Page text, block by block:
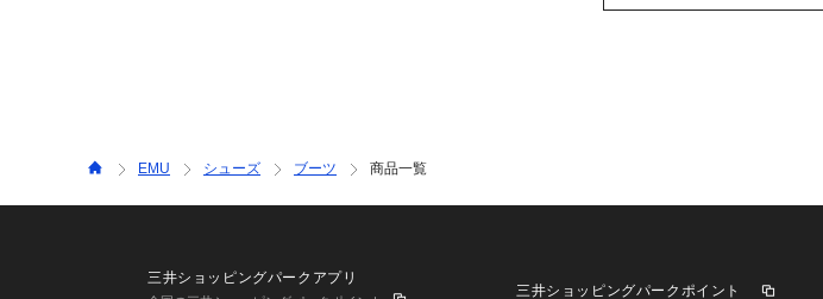
EMU シューズ ブーツ 商品一覧
三井ショッピングパークアプリ
三井ショッピングパークポイント